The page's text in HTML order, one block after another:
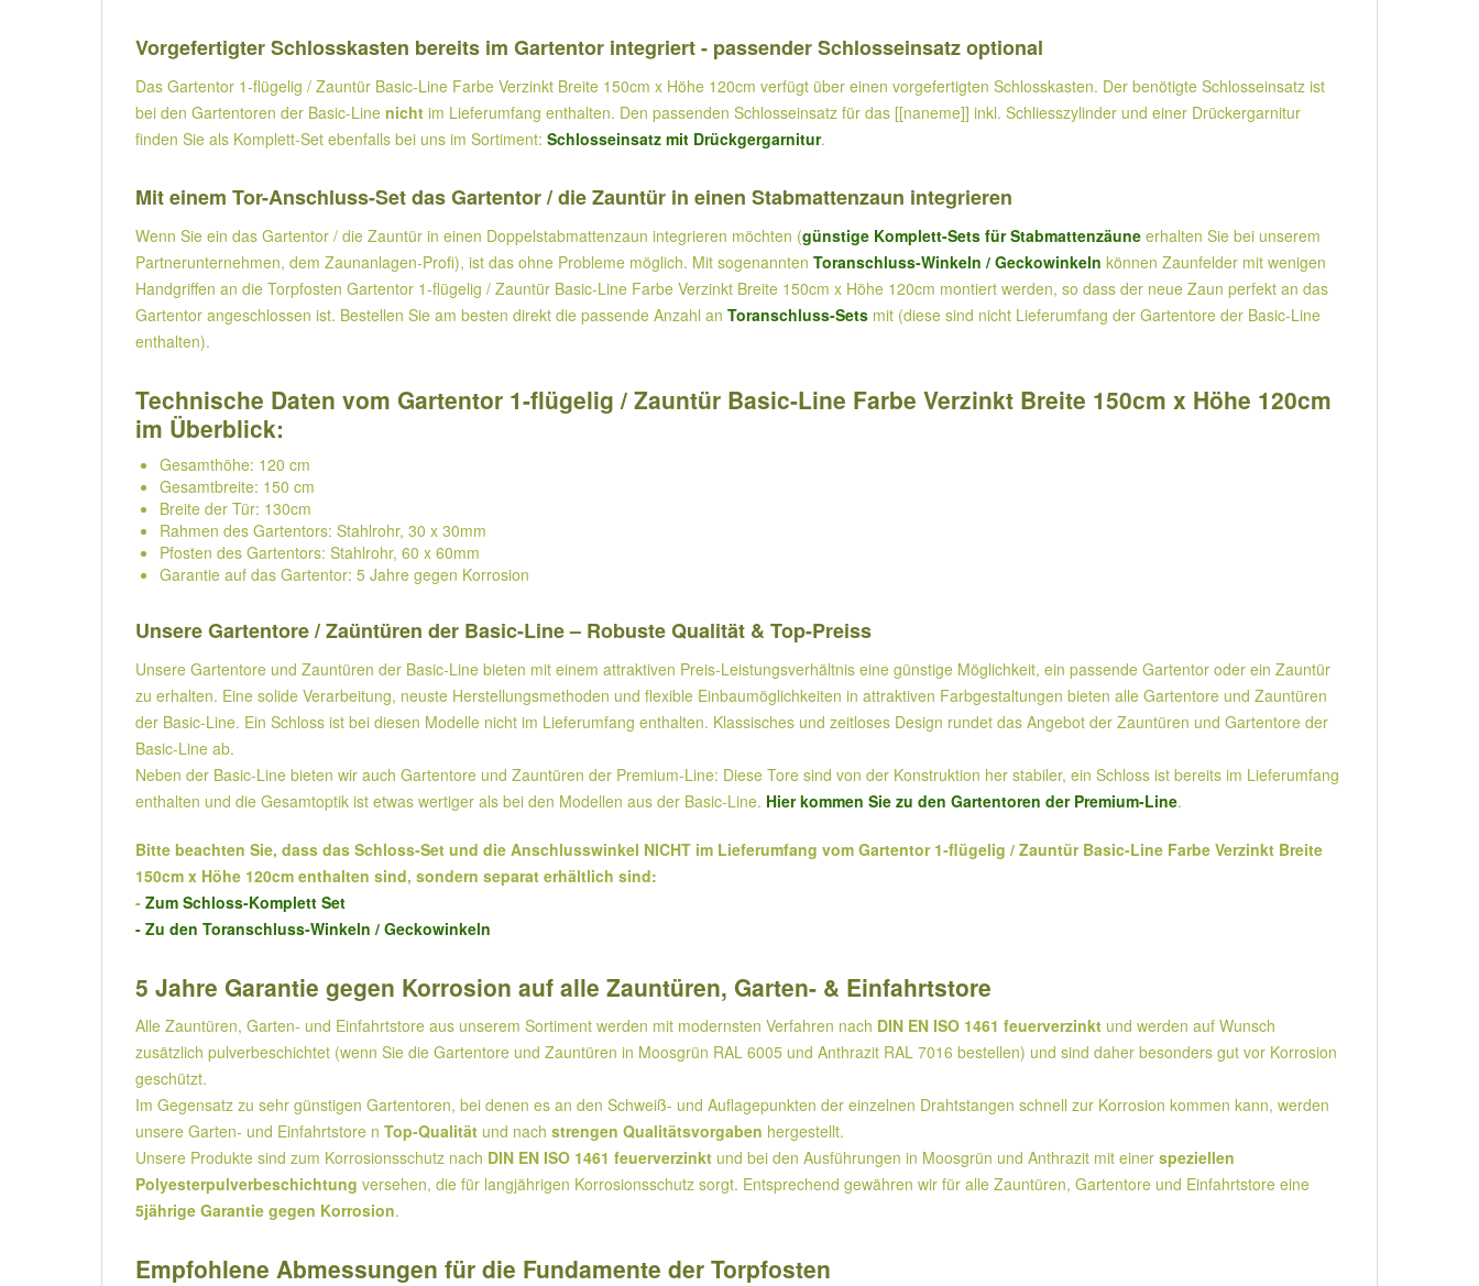
Vorgefertigter Schlosskasten bereits im Gartentor integriert - passender Schlosseinsatz optional
Das Gartentor 1-flügelig / Zauntür Basic-Line Farbe Verzinkt Breite 150cm x Höhe 120cm verfügt über einen vorgefertigten Schlosskasten. Der benötigte Schlosseinsatz ist
bei den Gartentoren der Basic-Line nicht im Lieferumfang enthalten. Den passenden Schlosseinsatz für das [[naneme]] inkl. Schliesszylinder und einer Drückergarnitur
finden Sie als Komplett-Set ebenfalls bei uns im Sortiment: Schlosseinsatz mit Drückgergarnitur.
Mit einem Tor-Anschluss-Set das Gartentor / die Zauntür in einen Stabmattenzaun integrieren
Wenn Sie ein das Gartentor / die Zauntür in einen Doppelstabmattenzaun integrieren möchten (günstige Komplett-Sets für Stabmattenzäune erhalten Sie bei unserem
Partnerunternehmen, dem Zaunanlagen-Profi), ist das ohne Probleme möglich. Mit sogenannten Toranschluss-Winkeln / Geckowinkeln können Zaunfelder mit wenigen
Handgriffen an die Torpfosten Gartentor 1-flügelig / Zauntür Basic-Line Farbe Verzinkt Breite 150cm x Höhe 120cm montiert werden, so dass der neue Zaun perfekt an das
Gartentor angeschlossen ist. Bestellen Sie am besten direkt die passende Anzahl an Toranschluss-Sets mit (diese sind nicht Lieferumfang der Gartentore der Basic-Line
enthalten).
Technische Daten vom Gartentor 1-flügelig / Zauntür Basic-Line Farbe Verzinkt Breite 150cm x Höhe 120cm
im Überblick:
Gesamthöhe: 120 cm
Gesamtbreite: 150 cm
Breite der Tür: 130cm
Rahmen des Gartentors: Stahlrohr, 30 x 30mm
Pfosten des Gartentors: Stahlrohr, 60 x 60mm
Garantie auf das Gartentor: 5 Jahre gegen Korrosion
Unsere Gartentore / Zaüntüren der Basic-Line – Robuste Qualität & Top-Preiss
Unsere Gartentore und Zauntüren der Basic-Line bieten mit einem attraktiven Preis-Leistungsverhältnis eine günstige Möglichkeit, ein passende Gartentor oder ein Zauntür
zu erhalten. Eine solide Verarbeitung, neuste Herstellungsmethoden und flexible Einbaumöglichkeiten in attraktiven Farbgestaltungen bieten alle Gartentore und Zauntüren
der Basic-Line. Ein Schloss ist bei diesen Modelle nicht im Lieferumfang enthalten. Klassisches und zeitloses Design rundet das Angebot der Zauntüren und Gartentore der
Basic-Line ab.
Neben der Basic-Line bieten wir auch Gartentore und Zauntüren der Premium-Line: Diese Tore sind von der Konstruktion her stabiler, ein Schloss ist bereits im Lieferumfang
enthalten und die Gesamtoptik ist etwas wertiger als bei den Modellen aus der Basic-Line. Hier kommen Sie zu den Gartentoren der Premium-Line.
Bitte beachten Sie, dass das Schloss-Set und die Anschlusswinkel NICHT im Lieferumfang vom Gartentor 1-flügelig / Zauntür Basic-Line Farbe Verzinkt Breite
150cm x Höhe 120cm enthalten sind, sondern separat erhältlich sind:
- Zum Schloss-Komplett Set
- Zu den Toranschluss-Winkeln / Geckowinkeln
5 Jahre Garantie gegen Korrosion auf alle Zauntüren, Garten- & Einfahrtstore
Alle Zauntüren, Garten- und Einfahrtstore aus unserem Sortiment werden mit modernsten Verfahren nach DIN EN ISO 1461 feuerverzinkt und werden auf Wunsch
zusätzlich pulverbeschichtet (wenn Sie die Gartentore und Zauntüren in Moosgrün RAL 6005 und Anthrazit RAL 7016 bestellen) und sind daher besonders gut vor Korrosion
geschützt.
Im Gegensatz zu sehr günstigen Gartentoren, bei denen es an den Schweiß- und Auflagepunkten der einzelnen Drahtstangen schnell zur Korrosion kommen kann, werden
unsere Garten- und Einfahrtstore n Top-Qualität und nach strengen Qualitätsvorgaben hergestellt.
Unsere Produkte sind zum Korrosionsschutz nach DIN EN ISO 1461 feuerverzinkt und bei den Ausführungen in Moosgrün und Anthrazit mit einer speziellen
Polyesterpulverbeschichtung versehen, die für langjährigen Korrosionsschutz sorgt. Entsprechend gewähren wir für alle Zauntüren, Gartentore und Einfahrtstore eine
5jährige Garantie gegen Korrosion.
Empfohlene Abmessungen für die Fundamente der Torpfosten